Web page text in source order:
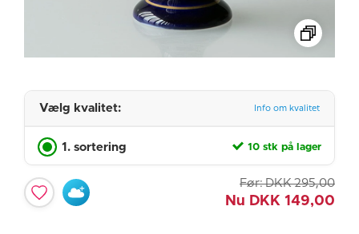
Vælg kvalitet: Info om kvalitet
1. sortering 10 stk på lager
Før: DKK 295,00
Nu DKK 149,00